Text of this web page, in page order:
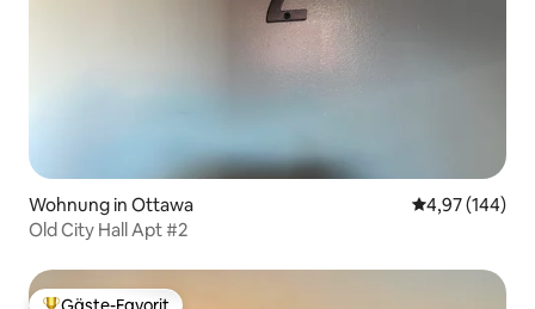
Wohnung in Ottawa
4,97 (144)
Old City Hall Apt #2